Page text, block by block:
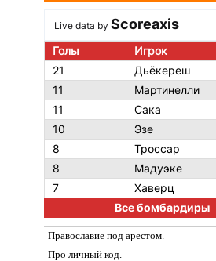
Live data by Scoreaxis
Голы
Игрок
21
Дьёкереш
11
Мартинелли
11
Сака
10
Эзе
8
Троссар
8
Мадуэке
7
Хаверц
Все бомбардиры
Православие под арестом.
Про личный код.